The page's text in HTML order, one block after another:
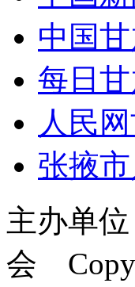
中国
每日甘
人民
张掖
主办单
会